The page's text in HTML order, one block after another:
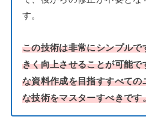
す。
この技術は非常にシンプル
きく向上させることが可能
な資料作成を目指すすべて
な技術をマスターすべきです